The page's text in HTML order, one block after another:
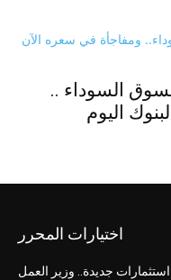
السوداء ..
اليوم
اختيارات المحرر
استثمارات جديدة.. وزير العمل